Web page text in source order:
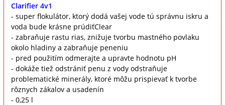
Clarifier 4v1
- super flokulátor, ktorý dodá vašej vode tú správnu iskru a
voda bude krásne prúdiťClear
- zabraňuje rastu rias, znižuje tvorbu mastného povlaku
okolo hladiny a zabraňuje peneniu
- pred použitím odmerajte a upravte hodnotu pH
- dokáže tiež odstrániť penu z vody odstraňuje
problematické minerály, ktoré môžu prispievať k tvorbe
rôznych zákalov a usadenín
- 0,25 l